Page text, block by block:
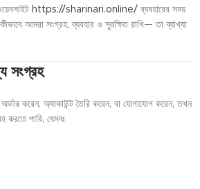
https://sharinari.online/ ব্যবহারের সময়
আমরা সংগ্রহ, ব্যবহার ও সুরক্ষিত রাখি— তা ব্যাখ্যা
সংগ্রহ
করেন, অ্যাকাউন্ট তৈরি করেন, বা যোগাযোগ করেন, তখন
পারি, যেমনঃ